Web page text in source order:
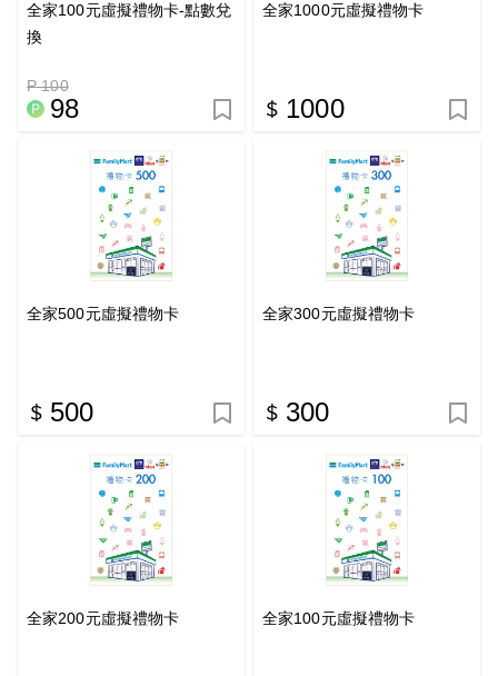
全家100元虛擬禮物卡-點數兌
換
P 100
98
全家1000元虛擬禮物卡
1000
全家500元虛擬禮物卡
500
全家300元虛擬禮物卡
300
全家200元虛擬禮物卡 全家100元虛擬禮物卡